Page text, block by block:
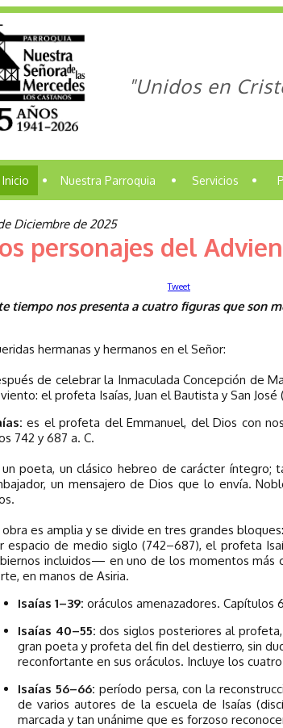
"Unidos en
Inicio • Nuestra Parroquia • Servicios •
de Diciembre de 2025
personajes del
Tweet
tiempo nos presenta a cuatro figuras que son
hermanas y hermanos en el Señor:
de celebrar la Inmaculada Concepción de
el profeta Isaías, Juan el Bautista y San
es el profeta del Emmanuel, del Dios con
742 y 687 a. C.
un poeta, un clásico hebreo de carácter
un mensajero de Dios que lo envía.
obra es amplia y se divide en tres grandes
espacio de medio siglo (742–687), el profeta
incluidos— en uno de los momentos más
en manos de Asiria.
Isaías 1–39: oráculos amenazadores. Capítulos
Isaías 40–55: dos siglos posteriores al
gran poeta y profeta del fin del destierro, sin
reconfortante en sus oráculos. Incluye los
Isaías 56–66: período persa, con la
de varios autores de la escuela de Isaías
marcada y tan unánime que es forzoso